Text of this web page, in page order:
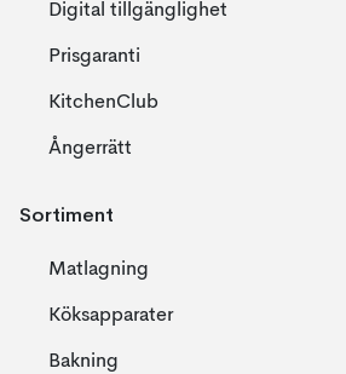
Digital tillgänglighet
Prisgaranti
KitchenClub
Ångerrätt
Sortiment
Matlagning
Köksapparater
Bakning